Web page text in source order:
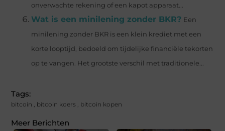
onverwachte rekening of een kapot apparaat...
Wat is een minilening zonder BKR? Een
minilening zonder BKR is een klein krediet met een
korte looptijd, bedoeld om tijdelijke financiële tekorten
op te vangen. Het grootste verschil met traditionele...
Tags:
bitcoin bitcoin koers bitcoin kopen
Meer Berichten